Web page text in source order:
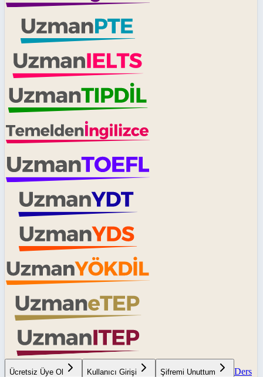
Ücretsiz Üye Ol Kullanıcı Girişi Şifremi Unuttum
Ders